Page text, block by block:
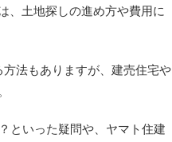
、土地探しの進め方や費用に
法もありますが、建売住宅や
といった疑問や、ヤマト住建